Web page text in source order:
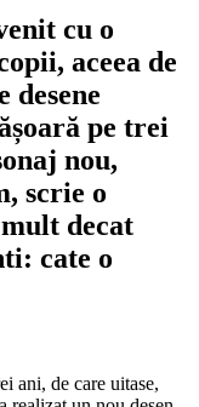
cu o
aceea de
desene
pe trei
nou,
scrie o
decat
cate o
ani, de care uitase,